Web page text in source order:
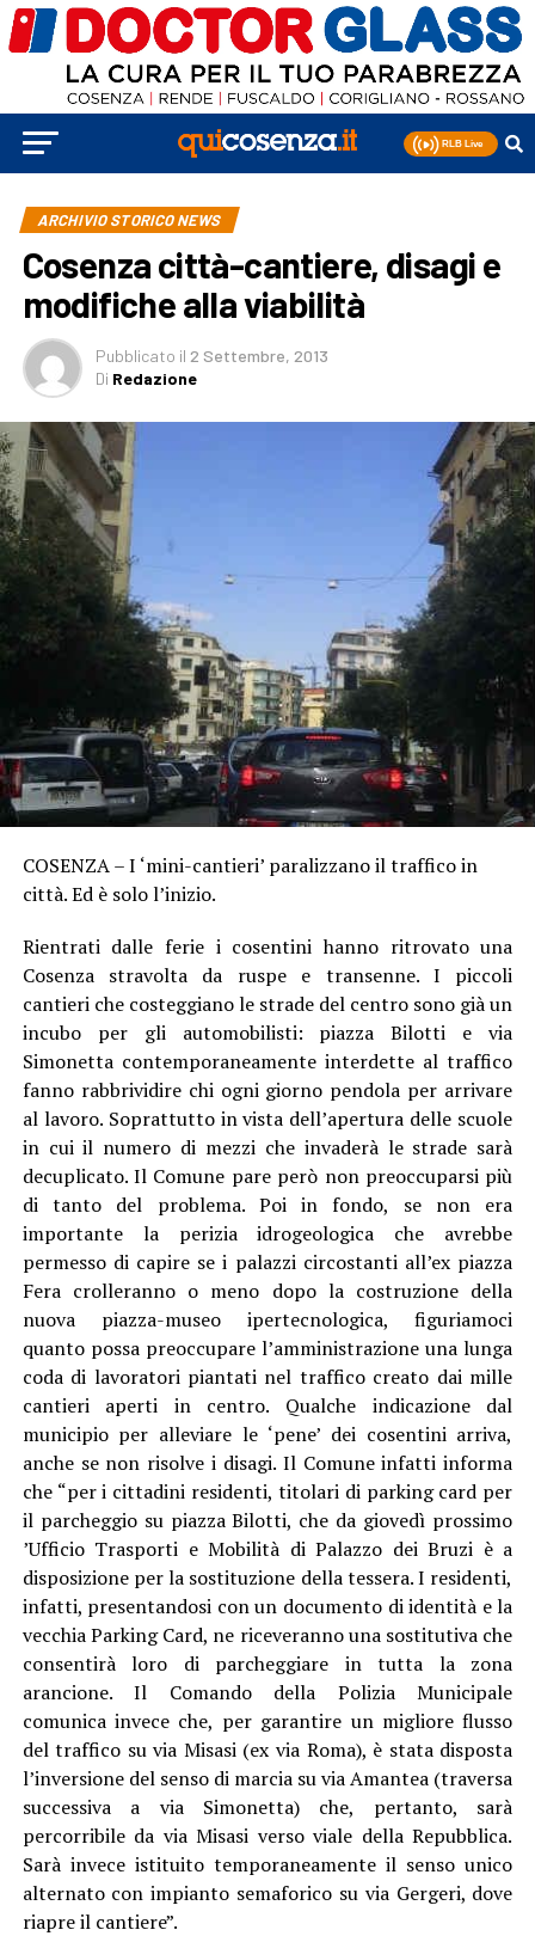
ARCHIVIO STORICO NEWS
Cosenza città-cantiere, disagi e
modifiche alla viabilità
Pubblicato il 2 Settembre, 2013
Di Redazione
COSENZA – I ‘mini-cantieri’ paralizzano il traffico in
città. Ed è solo l’inizio.
Rientrati dalle ferie i cosentini hanno ritrovato una
Cosenza stravolta da ruspe e transenne. I piccoli
cantieri che costeggiano le strade del centro sono già un
incubo per gli automobilisti: piazza Bilotti e via
Simonetta contemporaneamente interdette al traffico
fanno rabbrividire chi ogni giorno pendola per arrivare
al lavoro. Soprattutto in vista dell’apertura delle scuole
in cui il numero di mezzi che invaderà le strade sarà
decuplicato. Il Comune pare però non preoccuparsi più
di tanto del problema. Poi in fondo, se non era
importante la perizia idrogeologica che avrebbe
permesso di capire se i palazzi circostanti all’ex piazza
Fera crolleranno o meno dopo la costruzione della
nuova piazza-museo ipertecnologica, figuriamoci
quanto possa preoccupare l’amministrazione una lunga
coda di lavoratori piantati nel traffico creato dai mille
cantieri aperti in centro. Qualche indicazione dal
municipio per alleviare le ‘pene’ dei cosentini arriva,
anche se non risolve i disagi. Il Comune infatti informa
che “per i cittadini residenti, titolari di parking card per
il parcheggio su piazza Bilotti, che da giovedì prossimo
’Ufficio Trasporti e Mobilità di Palazzo dei Bruzi è a
disposizione per la sostituzione della tessera. I residenti,
infatti, presentandosi con un documento di identità e la
vecchia Parking Card, ne riceveranno una sostitutiva che
consentirà loro di parcheggiare in tutta la zona
arancione. Il Comando della Polizia Municipale
comunica invece che, per garantire un migliore flusso
del traffico su via Misasi (ex via Roma), è stata disposta
l’inversione del senso di marcia su via Amantea (traversa
successiva a via Simonetta) che, pertanto, sarà
percorribile da via Misasi verso viale della Repubblica.
Sarà invece istituito temporaneamente il senso unico
alternato con impianto semaforico su via Gergeri, dove
riapre il cantiere”.